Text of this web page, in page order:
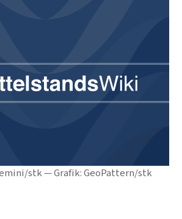
stk — Grafik: GeoPattern/stk